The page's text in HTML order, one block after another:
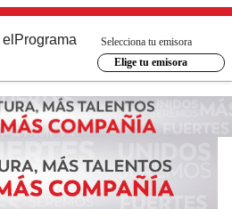
Programa
Selecciona tu emisora
Elige tu emisora